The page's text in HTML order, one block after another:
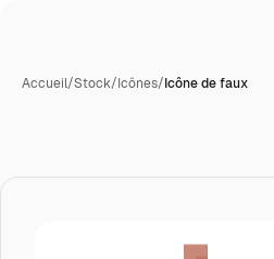
Accueil/Stock/Icônes/Icône de faux